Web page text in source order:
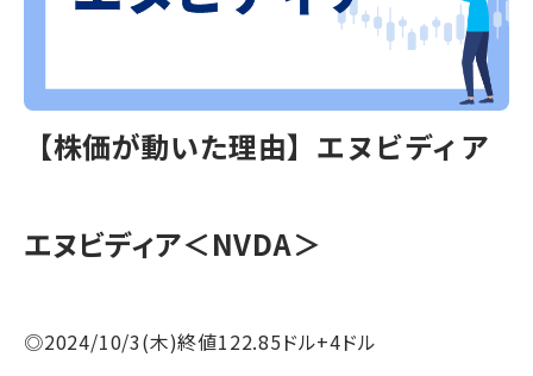
【株価が動いた理由】エヌビディア
エヌビディア＜NVDA＞
◎2024/10/3(木)終値122.85ドル+4ドル